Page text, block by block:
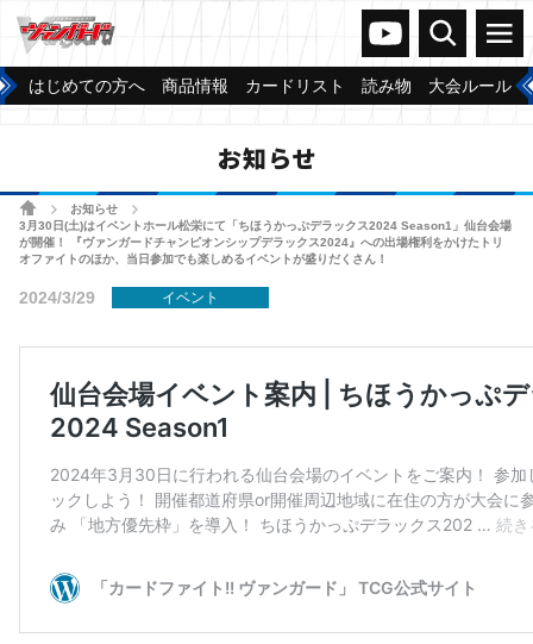
ヴァンガードch
検索 メニュー
はじめての方へ 商品情報 カードリスト 読み物 大会ルール
お知らせ
ホームお知らせ
3月30日(土)はイベントホール松栄にて「ちほうかっぷデラックス2024 Season1」仙台会場
が開催！ 『ヴァンガードチャンピオンシップデラックス2024』への出場権利をかけたトリ
オファイトのほか、当日参加でも楽しめるイベントが盛りだくさん！
2024/3/29 イベント